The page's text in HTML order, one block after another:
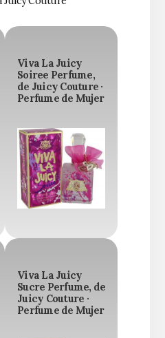
Viva La Juicy
Soiree Perfume,
de Juicy Couture ·
Perfume de Mujer
Viva La Juicy
Sucre Perfume, de
Juicy Couture ·
Perfume de Mujer